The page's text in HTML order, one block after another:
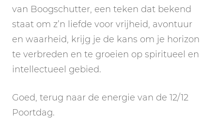
van Boogschutter, een teken dat bekend
staat om z’n liefde voor vrijheid, avontuur
en waarheid, krijg je de kans om je horizon
te verbreden en te groeien op spiritueel en
intellectueel gebied.
Goed, terug naar de energie van de 12/12
Poortdag.